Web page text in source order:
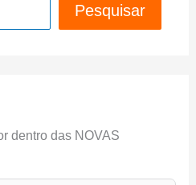
Pesquisar
dentro das NOVAS